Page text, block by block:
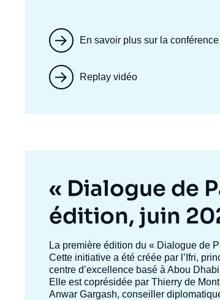
En savoir plus sur la conférence
Replay vidéo
Titre
mis
en
avant
« Dialogue de
édition, juin
Texte
accroche
La première édition du « Dialogue de
Cette initiative a été créée par l’Ifri,
centre d’excellence basé à Abou
Elle est coprésidée par Thierry de
Anwar Gargash, conseiller